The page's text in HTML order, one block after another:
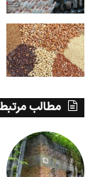
مطالب